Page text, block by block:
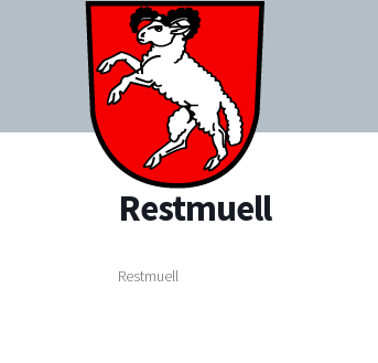
Restmuell
Restmuell